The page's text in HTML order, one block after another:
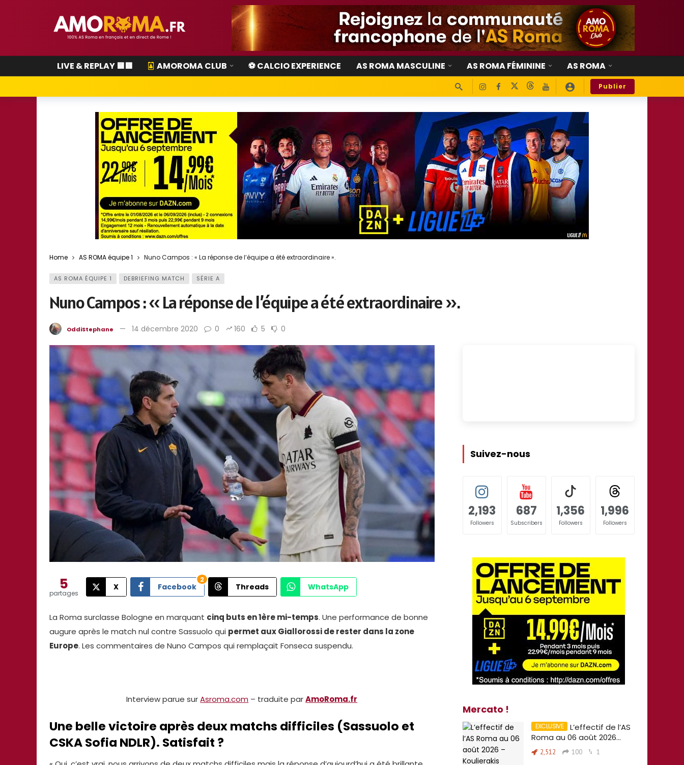
LIVE & REPLAY 🟨🟥 AMOROMA CLUB ⚽ CALCIO EXPERIENCE AS ROMA MASCULINE AS ROMA FÉMININE AS ROMA
Publier
Home AS ROMA équipe 1 Nuno Campos : « La réponse de l’équipe a été extraordinaire ».
AS ROMA ÉQUIPE 1 DEBRIEFING MATCH SÉRIE A
Nuno Campos : « La réponse de l’équipe a été extraordinaire ».
OddiStephane 14 décembre 2020 0 160 5 0
5
partages
X Facebook
2
Threads WhatsApp
La Roma surclasse Bologne en marquant cinq buts en 1ère mi-temps. Une performance de bonne
augure après le match nul contre Sassuolo qui permet aux Giallorossi de rester dans la zone
Europe. Les commentaires de Nuno Campos qui remplaçait Fonseca suspendu.
Interview parue surAsroma.com – traduite parAmoRoma.fr
Une belle victoire après deux matchs difficiles (Sassuolo et
CSKA Sofia NDLR). Satisfait ?
Suivez-nous
2,193
Followers
687
Subscribers
1,356
Followers
1,996
Followers
Mercato !
L’effectif de l’AS
Roma au 06 août 2026…
2,512 100 1